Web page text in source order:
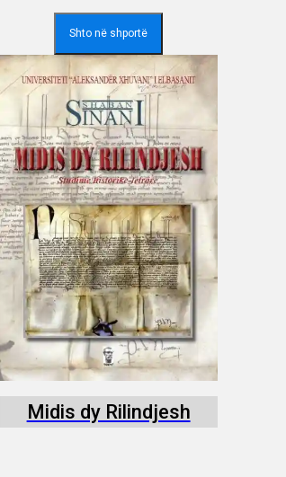
Shto në shportë
Midis dy Rilindjesh